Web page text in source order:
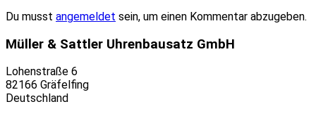
Du musst angemeldet sein, um einen Kommentar abzugeben.
Müller & Sattler Uhrenbausatz GmbH
Lohenstraße 6
82166 Gräfelfing
Deutschland